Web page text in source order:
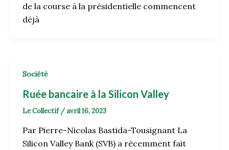
de la course à la présidentielle commencent
déjà
Société
Ruée bancaire à la Silicon Valley
Le Collectif /avril 16, 2023
Par Pierre-Nicolas Bastida-Tousignant La
Silicon Valley Bank (SVB) a récemment fait